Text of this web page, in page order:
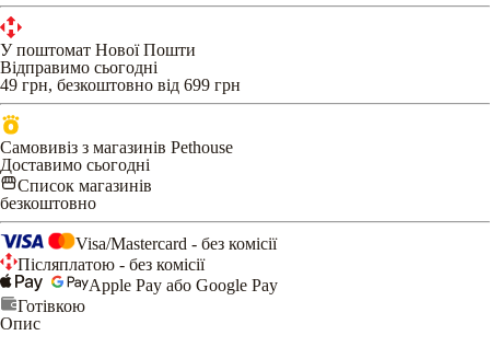
У поштомат Нової Пошти
Відправимо сьогодні
49 грн, безкоштовно від 699 грн
Самовивіз з магазинів Pethouse
Доставимо сьогодні
Список магазинів
безкоштовно
Visa/Mastercard - без комісії
Післяплатою - без комісії
Apple Pay або Google Pay
Готівкою
Опис